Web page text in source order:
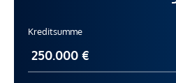
Kreditsumme